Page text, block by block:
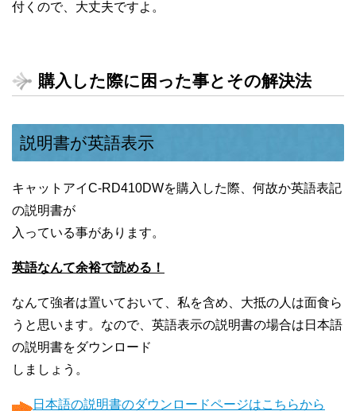
付くので、大丈夫ですよ。
購入した際に困った事とその解決法
説明書が英語表示
キャットアイC-RD410DWを購入した際、何故か英語表記
の説明書が
入っている事があります。
英語なんて余裕で読める！
なんて強者は置いておいて、私を含め、大抵の人は面食ら
うと思います。なので、英語表示の説明書の場合は日本語
の説明書をダウンロード
しましょう。
日本語の説明書のダウンロードページはこちらから